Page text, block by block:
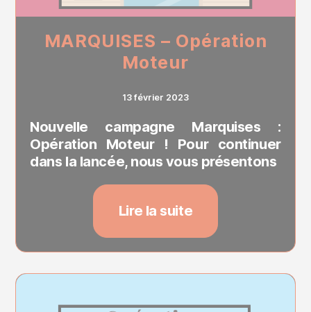
MARQUISES – Opération
Moteur
13 février 2023
Nouvelle campagne Marquises :
Opération Moteur ! Pour continuer
dans la lancée, nous vous présentons
Lire la suite